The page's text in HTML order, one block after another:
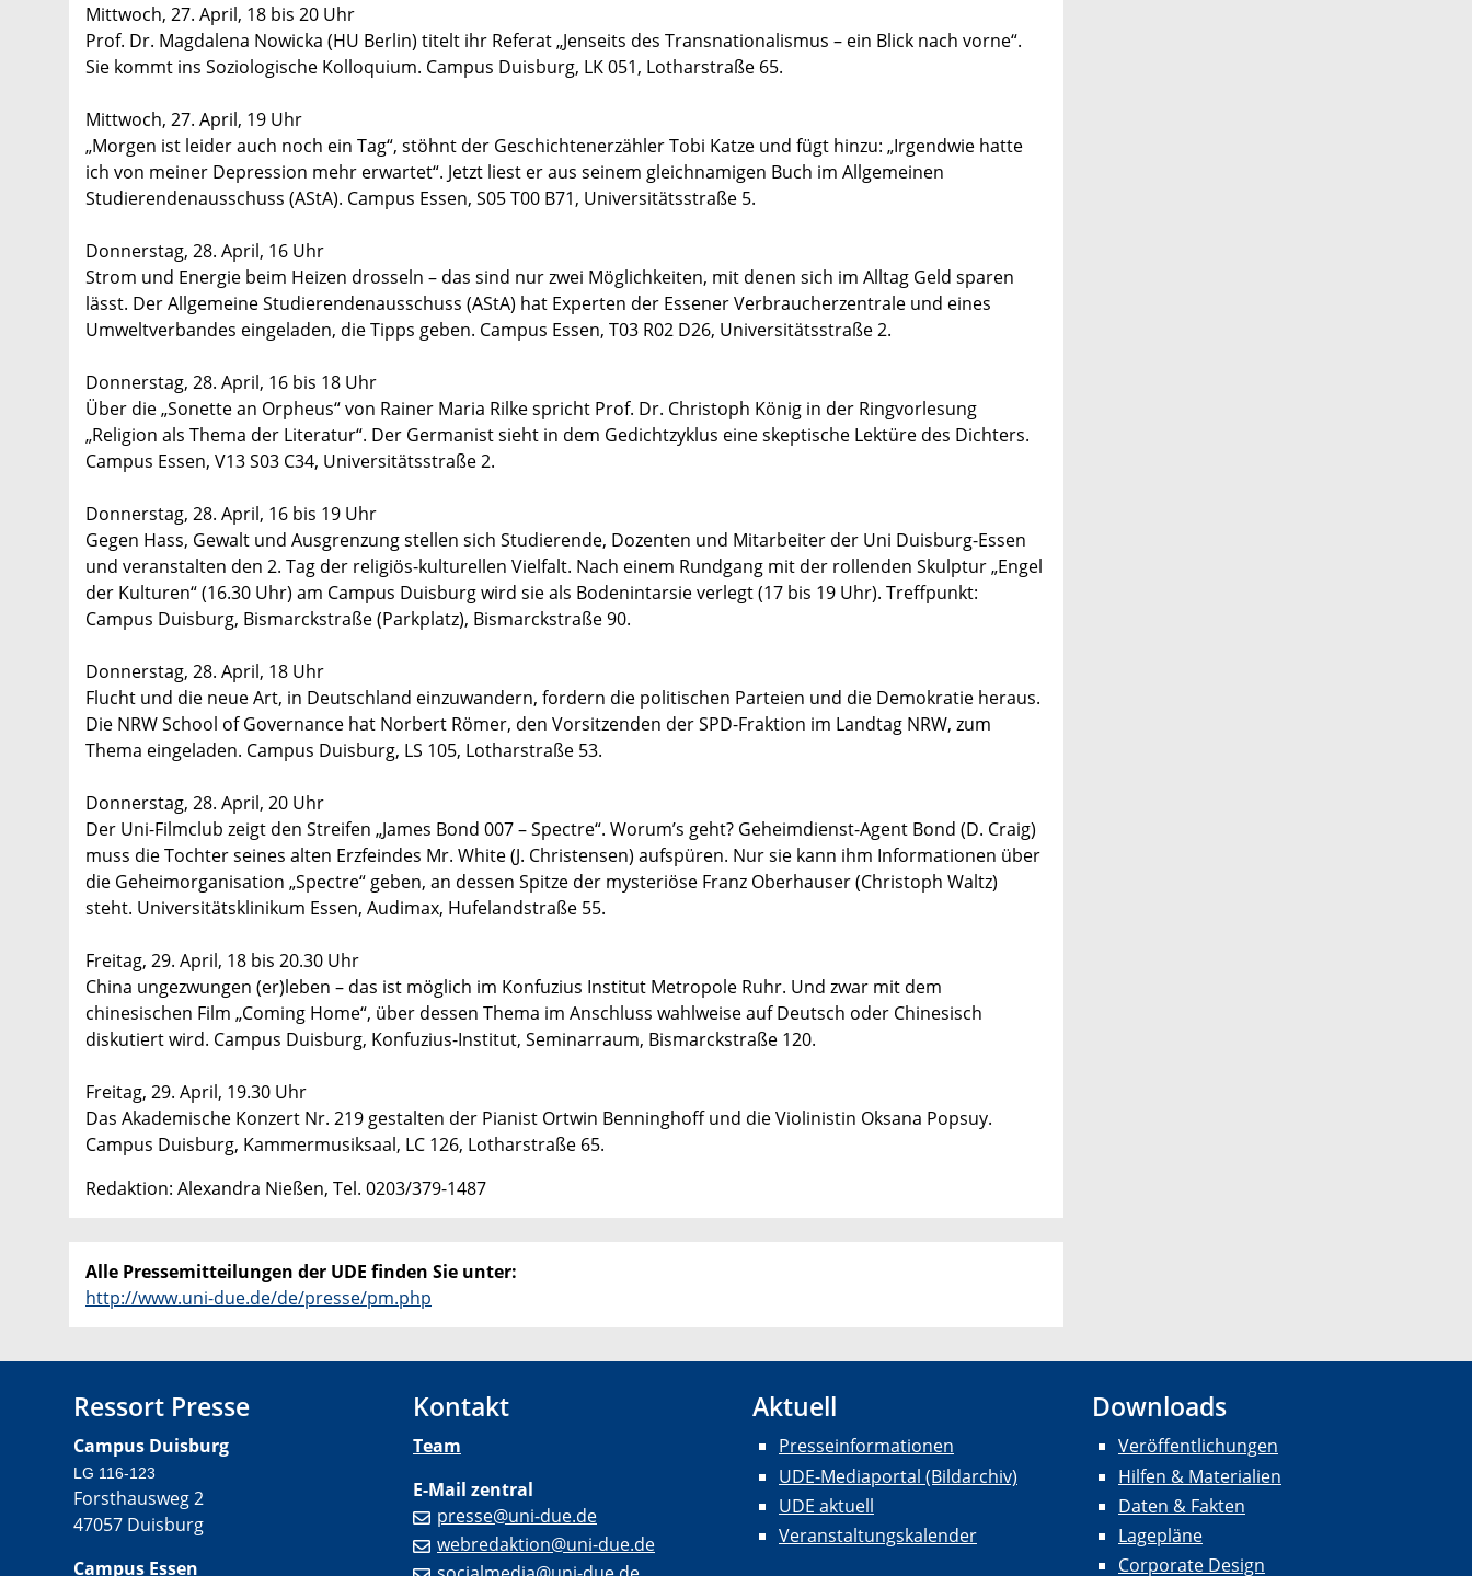
Mittwoch, 27. April, 18 bis 20 Uhr
Prof. Dr. Magdalena Nowicka (HU Berlin) titelt ihr Referat „Jenseits des Transnationalismus – ein Blick nach vorne“.
Sie kommt ins Soziologische Kolloquium. Campus Duisburg, LK 051, Lotharstraße 65.
Mittwoch, 27. April, 19 Uhr
„Morgen ist leider auch noch ein Tag“, stöhnt der Geschichtenerzähler Tobi Katze und fügt hinzu: „Irgendwie hatte
ich von meiner Depression mehr erwartet“. Jetzt liest er aus seinem gleichnamigen Buch im Allgemeinen
Studierendenausschuss (AStA). Campus Essen, S05 T00 B71, Universitätsstraße 5.
Donnerstag, 28. April, 16 Uhr
Strom und Energie beim Heizen drosseln – das sind nur zwei Möglichkeiten, mit denen sich im Alltag Geld sparen
lässt. Der Allgemeine Studierendenausschuss (AStA) hat Experten der Essener Verbraucherzentrale und eines
Umweltverbandes eingeladen, die Tipps geben. Campus Essen, T03 R02 D26, Universitätsstraße 2.
Donnerstag, 28. April, 16 bis 18 Uhr
Über die „Sonette an Orpheus“ von Rainer Maria Rilke spricht Prof. Dr. Christoph König in der Ringvorlesung
„Religion als Thema der Literatur“. Der Germanist sieht in dem Gedichtzyklus eine skeptische Lektüre des Dichters.
Campus Essen, V13 S03 C34, Universitätsstraße 2.
Donnerstag, 28. April, 16 bis 19 Uhr
Gegen Hass, Gewalt und Ausgrenzung stellen sich Studierende, Dozenten und Mitarbeiter der Uni Duisburg-Essen
und veranstalten den 2. Tag der religiös-kulturellen Vielfalt. Nach einem Rundgang mit der rollenden Skulptur „Engel
der Kulturen“ (16.30 Uhr) am Campus Duisburg wird sie als Bodenintarsie verlegt (17 bis 19 Uhr). Treffpunkt:
Campus Duisburg, Bismarckstraße (Parkplatz), Bismarckstraße 90.
Donnerstag, 28. April, 18 Uhr
Flucht und die neue Art, in Deutschland einzuwandern, fordern die politischen Parteien und die Demokratie heraus.
Die NRW School of Governance hat Norbert Römer, den Vorsitzenden der SPD-Fraktion im Landtag NRW, zum
Thema eingeladen. Campus Duisburg, LS 105, Lotharstraße 53.
Donnerstag, 28. April, 20 Uhr
Der Uni-Filmclub zeigt den Streifen „James Bond 007 – Spectre“. Worum’s geht? Geheimdienst-Agent Bond (D. Craig)
muss die Tochter seines alten Erzfeindes Mr. White (J. Christensen) aufspüren. Nur sie kann ihm Informationen über
die Geheimorganisation „Spectre“ geben, an dessen Spitze der mysteriöse Franz Oberhauser (Christoph Waltz)
steht. Universitätsklinikum Essen, Audimax, Hufelandstraße 55.
Freitag, 29. April, 18 bis 20.30 Uhr
China ungezwungen (er)leben – das ist möglich im Konfuzius Institut Metropole Ruhr. Und zwar mit dem
chinesischen Film „Coming Home“, über dessen Thema im Anschluss wahlweise auf Deutsch oder Chinesisch
diskutiert wird. Campus Duisburg, Konfuzius-Institut, Seminarraum, Bismarckstraße 120.
Freitag, 29. April, 19.30 Uhr
Das Akademische Konzert Nr. 219 gestalten der Pianist Ortwin Benninghoff und die Violinistin Oksana Popsuy.
Campus Duisburg, Kammermusiksaal, LC 126, Lotharstraße 65.
Redaktion: Alexandra Nießen, Tel. 0203/379-1487
Alle Pressemitteilungen der UDE finden Sie unter:
http://www.uni-due.de/de/presse/pm.php
Ressort Presse
Campus Duisburg
LG 116-123
Forsthausweg 2
47057 Duisburg
Campus Essen
Kontakt
Team
E-Mail zentral
presse@uni-due.de
webredaktion@uni-due.de
Aktuell
Presseinformationen
UDE-Mediaportal (Bildarchiv)
UDE aktuell
Veranstaltungskalender
Downloads
Veröffentlichungen
Hilfen & Materialien
Daten & Fakten
Lagepläne
Corporate Design